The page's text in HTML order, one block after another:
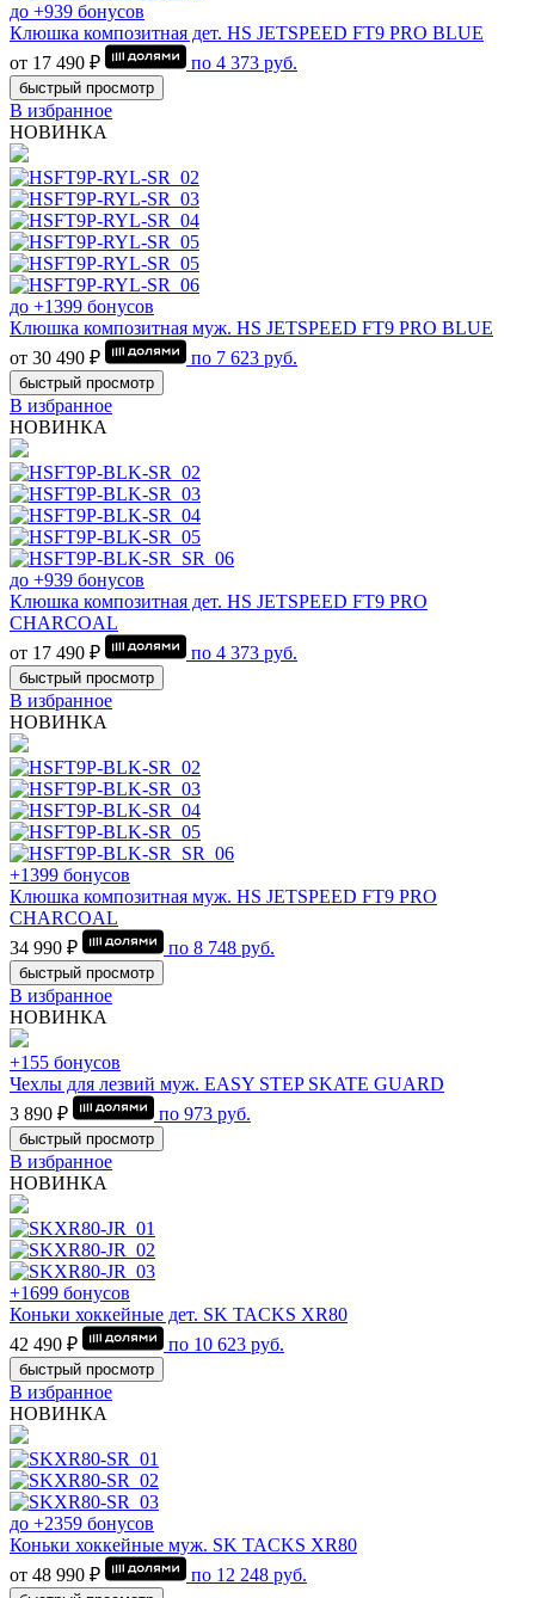
до +939 бонусов
Клюшка композитная дет. HS JETSPEED FT9 PRO BLUE
от 17 490 ₽
по 4 373 руб.
быстрый просмотр
В избранное
НОВИНКА
до +1399 бонусов
Клюшка композитная муж. HS JETSPEED FT9 PRO BLUE
от 30 490 ₽
по 7 623 руб.
быстрый просмотр
В избранное
НОВИНКА
до +939 бонусов
Клюшка композитная дет. HS JETSPEED FT9 PRO
CHARCOAL
от 17 490 ₽
по 4 373 руб.
быстрый просмотр
В избранное
НОВИНКА
+1399 бонусов
Клюшка композитная муж. HS JETSPEED FT9 PRO
CHARCOAL
34 990 ₽
по 8 748 руб.
быстрый просмотр
В избранное
НОВИНКА
+155 бонусов
Чехлы для лезвий муж. EASY STEP SKATE GUARD
3 890 ₽
по 973 руб.
быстрый просмотр
В избранное
НОВИНКА
+1699 бонусов
Коньки хоккейные дет. SK TACKS XR80
42 490 ₽
по 10 623 руб.
быстрый просмотр
В избранное
НОВИНКА
до +2359 бонусов
Коньки хоккейные муж. SK TACKS XR80
от 48 990 ₽
по 12 248 руб.